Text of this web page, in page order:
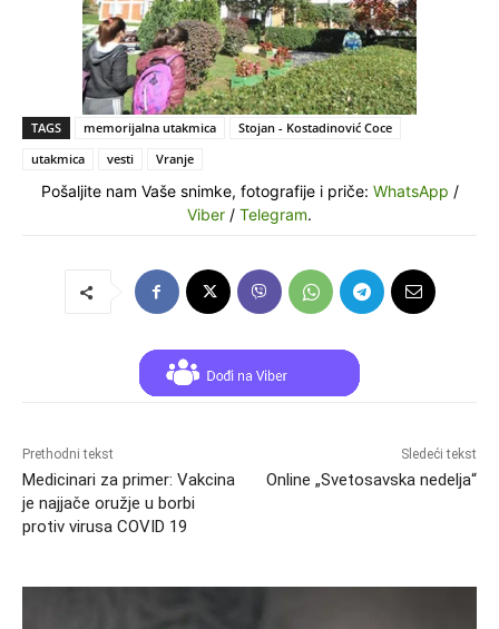
TAGS memorijalna utakmica
Stojan - Kostadinović Coce
utakmica
vesti Vranje
Pošaljite nam Vaše snimke, fotografije i priče: WhatsApp /
Viber / Telegram.
Prethodni tekst
Medicinari za primer: Vakcina
je najjače oružje u borbi
protiv virusa COVID 19
Sledeći tekst
Online „Svetosavska nedelja“